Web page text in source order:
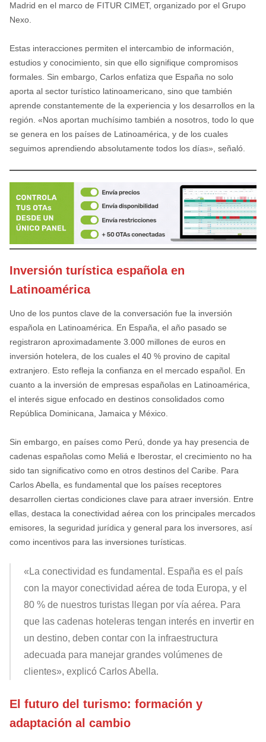
Madrid en el marco de FITUR CIMET, organizado por el Grupo
Nexo.
Estas interacciones permiten el intercambio de información,
estudios y conocimiento, sin que ello signifique compromisos
formales. Sin embargo, Carlos enfatiza que España no solo
aporta al sector turístico latinoamericano, sino que también
aprende constantemente de la experiencia y los desarrollos en la
región. «Nos aportan muchísimo también a nosotros, todo lo que
se genera en los países de Latinoamérica, y de los cuales
seguimos aprendiendo absolutamente todos los días», señaló.
Inversión turística española en
Latinoamérica
Uno de los puntos clave de la conversación fue la inversión
española en Latinoamérica. En España, el año pasado se
registraron aproximadamente 3.000 millones de euros en
inversión hotelera, de los cuales el 40 % provino de capital
extranjero. Esto refleja la confianza en el mercado español. En
cuanto a la inversión de empresas españolas en Latinoamérica,
el interés sigue enfocado en destinos consolidados como
República Dominicana, Jamaica y México.
Sin embargo, en países como Perú, donde ya hay presencia de
cadenas españolas como Meliá e Iberostar, el crecimiento no ha
sido tan significativo como en otros destinos del Caribe. Para
Carlos Abella, es fundamental que los países receptores
desarrollen ciertas condiciones clave para atraer inversión. Entre
ellas, destaca la conectividad aérea con los principales mercados
emisores, la seguridad jurídica y general para los inversores, así
como incentivos para las inversiones turísticas.
«La conectividad es fundamental. España es el país
con la mayor conectividad aérea de toda Europa, y el
80 % de nuestros turistas llegan por vía aérea. Para
que las cadenas hoteleras tengan interés en invertir en
un destino, deben contar con la infraestructura
adecuada para manejar grandes volúmenes de
clientes», explicó Carlos Abella.
El futuro del turismo: formación y
adaptación al cambio